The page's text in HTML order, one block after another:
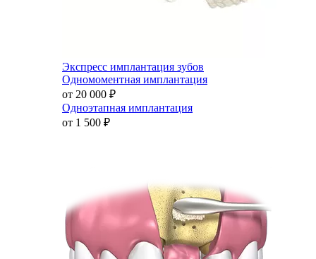
Экспресс имплантация зубов
Одномоментная имплантация
от 20 000 ₽
Одноэтапная имплантация
от 1 500 ₽